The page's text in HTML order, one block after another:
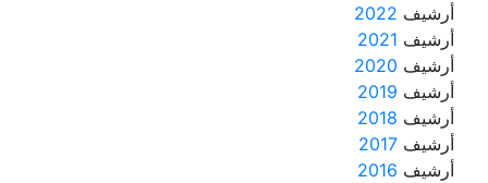
أرشيف 2022
أرشيف 2021
أرشيف 2020
أرشيف 2019
أرشيف 2018
أرشيف 2017
أرشيف 2016